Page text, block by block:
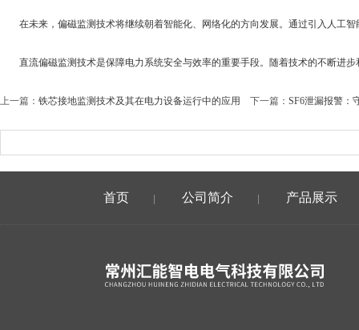
在未来，偏磁监测技术将继续朝着智能化、网络化的方向发展。通过引入人工智
直流偏磁监测技术是保障电力系统安全与效率的重要手段。随着技术的不断进步
上一篇： 铁芯接地监测技术及其在电力设备运行中的应用 下一篇： SF6泄漏报警：
首页 公司简介 产品展示